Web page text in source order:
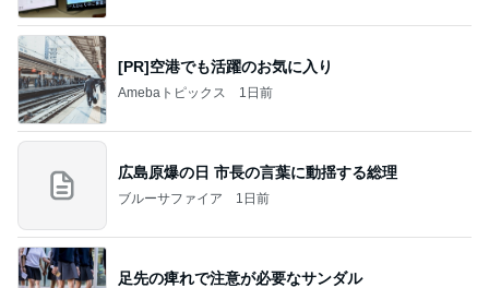
[PR]空港でも活躍のお気に入り
Amebaトピックス 1日前
広島原爆の日 市長の言葉に動揺する総理
ブルーサファイア 1日前
足先の痺れで注意が必要なサンダル